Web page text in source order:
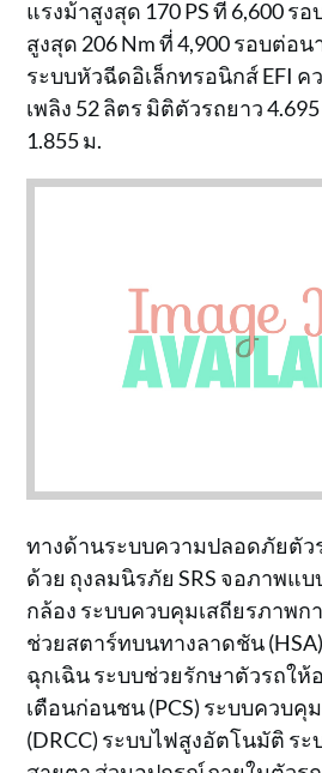
แรงม้าสูงสุด 170 PS ที่ 6,600 ร
สูงสุด 206 Nm ที่ 4,900 รอบต่อ
ระบบหัวฉีดอิเล็กทรอนิกส์ EFI ค
เพลิง 52 ลิตร มิติตัวรถยาว 4.695
1.855 ม.
ทางด้านระบบความปลอดภัยตัว
ด้วย ถุงลมนิรภัย SRS จอภาพแ
กล้อง ระบบควบคุมเสถียรภาพก
ช่วยสตาร์ทบนทางลาดชัน
ฉุกเฉิน ระบบช่วยรักษาตัวรถให้อ
เตือนก่อนชน (PCS) ระบบควบคุ
(DRCC) ระบบไฟสูงอัตโนมัติ ร